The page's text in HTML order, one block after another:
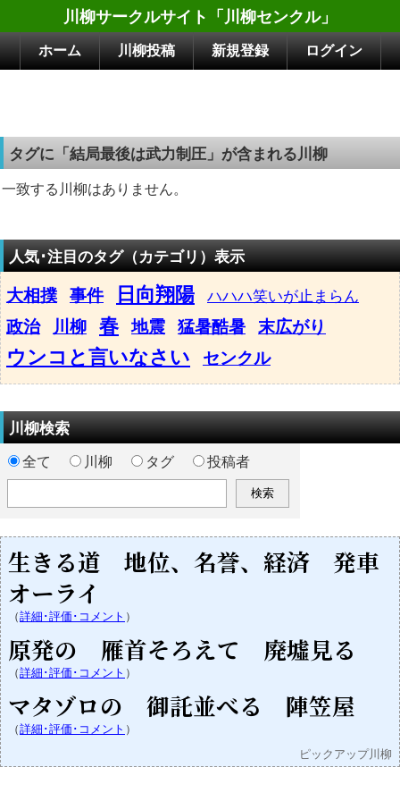
川柳サークルサイト「川柳センクル」
ホーム 川柳投稿 新規登録 ログイン
タグに「結局最後は武力制圧」が含まれる川柳
一致する川柳はありません。
人気･注目のタグ（カテゴリ）表示
大相撲 事件 日向翔陽 ハハハ笑いが止まらん
政治 川柳 春 地震 猛暑酷暑 末広がり
ウンコと言いなさい センクル
川柳検索
全て 川柳 タグ 投稿者
生きる道 地位、名誉、経済 発車
オーライ
（詳細･評価･コメント ）
原発の 雁首そろえて 廃墟見る
（詳細･評価･コメント ）
マタゾロの 御託並べる 陣笠屋
（詳細･評価･コメント ）
ピックアップ川柳